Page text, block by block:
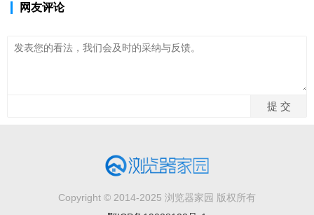
网友评论
Copyright © 2014-2025 浏览器家园 版权所有